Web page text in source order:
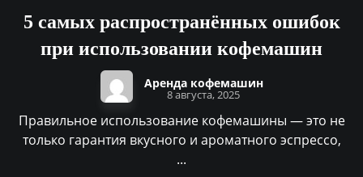
5 самых распространённых ошибок
при использовании кофемашин
Аренда кофемашин
8 августа, 2025
Правильное использование кофемашины — это не
только гарантия вкусного и ароматного эспрессо,
...